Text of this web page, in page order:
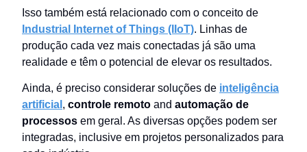
Isso também está relacionado com o conceito de
Industrial Internet of Things (IIoT). Linhas de
produção cada vez mais conectadas já são uma
realidade e têm o potencial de elevar os resultados.
Ainda, é preciso considerar soluções de inteligência
artificial , controle remoto and automação de
processos em geral. As diversas opções podem ser
integradas, inclusive em projetos personalizados para